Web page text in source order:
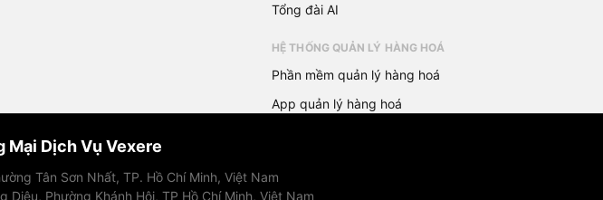
Tổng đài AI
HỆ THỐNG QUẢN LÝ HÀNG HOÁ
Phần mềm quản lý hàng hoá
App quản lý hàng hoá
Mại Dịch Vụ Vexere
Tân Sơn Nhất, TP. Hồ Chí Minh, Việt Nam
Phường Khánh Hội, TP Hồ Chí Minh, Việt Nam